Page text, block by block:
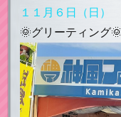
１１月６日（日）
🌞グリーティング🌞